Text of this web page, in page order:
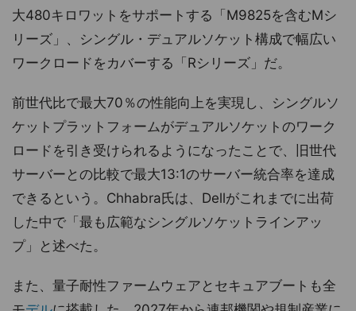
大480キロワットをサポートする「M9825を含むMシ
リーズ」、シングル・デュアルソケット構成で幅広い
ワークロードをカバーする「Rシリーズ」だ。
前世代比で最大70％の性能向上を実現し、シングルソ
ケットプラットフォームがデュアルソケットのワーク
ロードを引き受けられるようになったことで、旧世代
サーバーとの比較で最大13:1のサーバー統合率を達成
できるという。Chhabra氏は、Dellがこれまでに出荷
した中で「最も広範なシングルソケットラインアッ
プ」と述べた。
また、量子耐性ファームウェアとセキュアブートも全